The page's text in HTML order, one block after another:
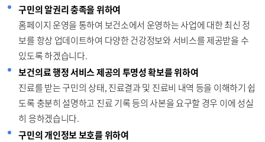
구민의 알권리 충족을 위하여
홈페이지 운영을 통하여 보건소에서 운영하는 사업에 대한 최신 정
보를 항상 업데이트하여 다양한 건강정보와 서비스를 제공받을 수
있도록 하겠습니다.
보건의료 행정 서비스 제공의 투명성 확보를 위하여
진료를 받는 구민의 상태, 진료결과 및 진료비 내역 등을 이해하기 쉽
도록 충분히 설명하고 진료 기록 등의 사본을 요구할 경우 이에 성실
히 응하겠습니다.
구민의 개인정보 보호를 위하여